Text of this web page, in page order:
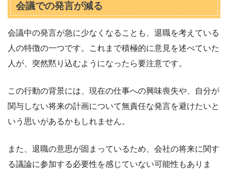
会議での発言が減る
会議中の発言が急に少なくなることも、退職を考えている
人の特徴の一つです。これまで積極的に意見を述べていた
人が、突然黙り込むようになったら要注意です。
この行動の背景には、現在の仕事への興味喪失や、自分が
関与しない将来の計画について無責任な発言を避けたいと
いう思いがあるかもしれません。
また、退職の意思が固まっているため、会社の将来に関す
る議論に参加する必要性を感じていない可能性もありま